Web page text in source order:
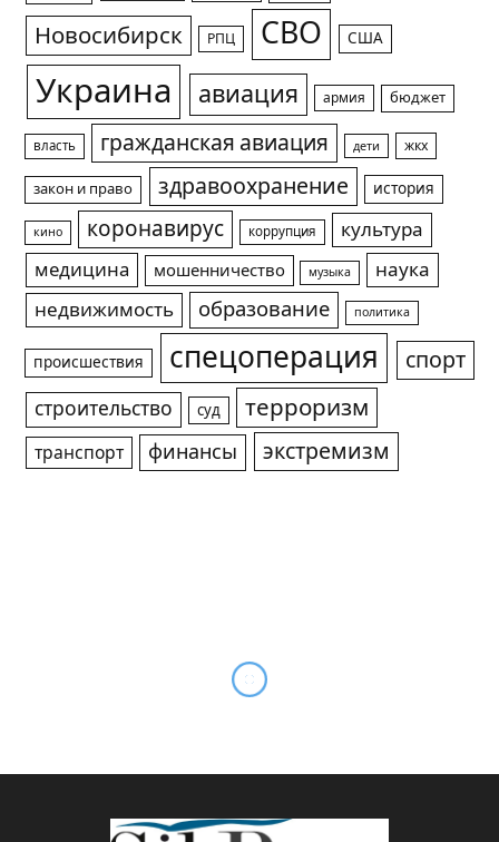
Новосибирск РПЦ СВО США
Украина авиация армия бюджет
власть гражданская авиация дети жкх
закон и право здравоохранение история
кино коронавирус коррупция
культура
медицина
мошенничество музыка
наука
недвижимость
образование политика
происшествия спецоперация спорт
строительство суд терроризм
транспорт финансы экстремизм